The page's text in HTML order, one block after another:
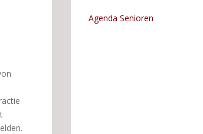
Agenda Senioren